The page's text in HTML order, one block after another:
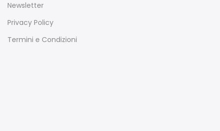
Newsletter
Privacy Policy
Termini e Condizioni